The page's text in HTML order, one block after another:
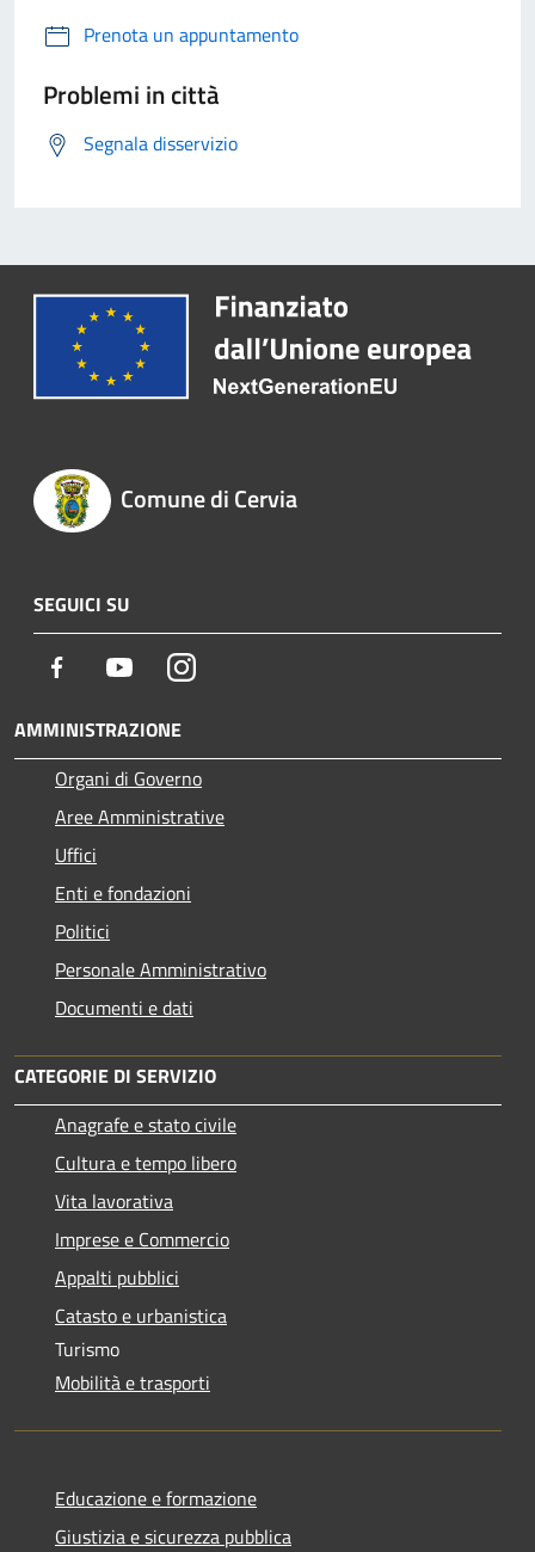
Prenota un appuntamento
Problemi in città
Segnala disservizio
Comune di Cervia
SEGUICI SU
Facebook YoutubeInstagram
AMMINISTRAZIONE
Organi di Governo
Aree Amministrative
Uffici
Enti e fondazioni
Politici
Personale Amministrativo
Documenti e dati
CATEGORIE DI SERVIZIO
Anagrafe e stato civile
Cultura e tempo libero
Vita lavorativa
Imprese e Commercio
Appalti pubblici
Catasto e urbanistica
Turismo
Mobilità e trasporti
Educazione e formazione
Giustizia e sicurezza pubblica